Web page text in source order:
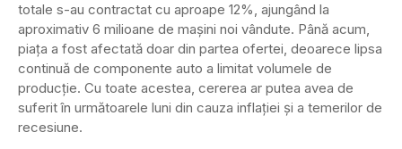
totale s-au contractat cu aproape 12%, ajungând la
aproximativ 6 milioane de mașini noi vândute. Până acum,
piața a fost afectată doar din partea ofertei, deoarece lipsa
continuă de componente auto a limitat volumele de
producție. Cu toate acestea, cererea ar putea avea de
suferit în următoarele luni din cauza inflației și a temerilor de
recesiune.